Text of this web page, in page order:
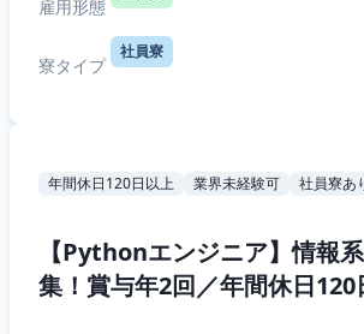
雇用形態
寮タイプ
社員寮
年間休日120日以上 業界未経験可 社員寮あ
【Pythonエンジニア】情報
集！賞与年2回／年間休日120